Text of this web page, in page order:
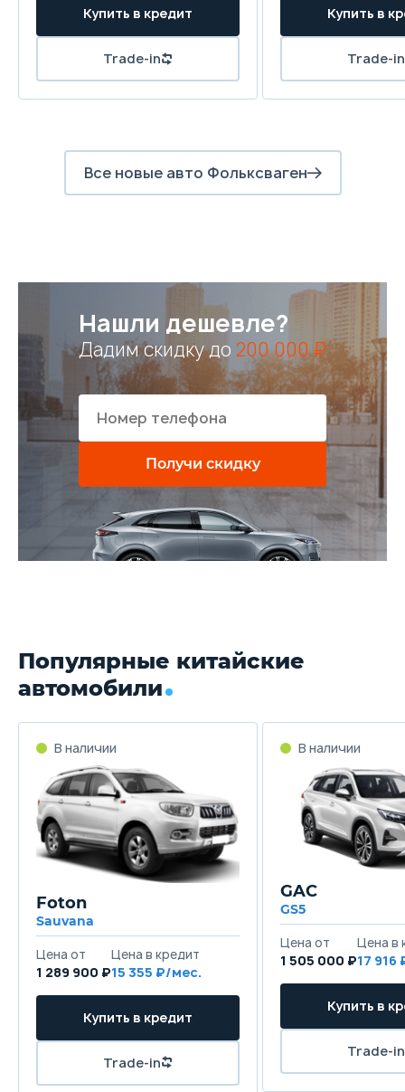
Все новые авто Фольксваген
Нашли дешевле?
Дадим скидку до 200 000 ₽
Получи скидку
Популярные китайские
автомобили
Foton
Sauvana
1 289 900 ₽15 355
GAC
GS5
1 505 000 ₽17 916